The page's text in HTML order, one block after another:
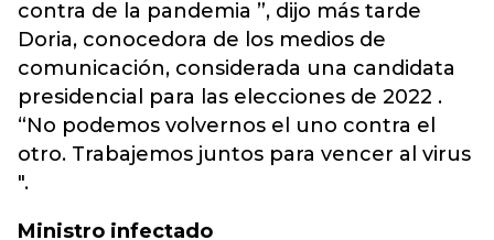
contra de la pandemia ”, dijo más tarde
Doria, conocedora de los medios de
comunicación, considerada una candidata
presidencial para las elecciones de 2022 .
“No podemos volvernos el uno contra el
otro. Trabajemos juntos para vencer al virus
".
Ministro infectado